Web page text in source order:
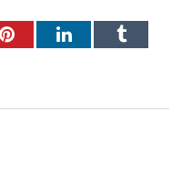
PinterestLinkedInTumblr